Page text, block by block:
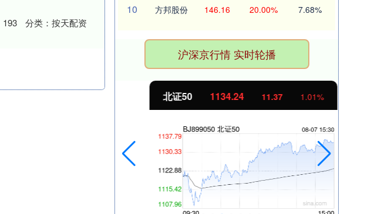
193 分类： 按天配资
10 方邦股份 146.16 20.00% 7.68%
沪深京行情 实时轮播
北证50 1134.24 11.37 1.01%